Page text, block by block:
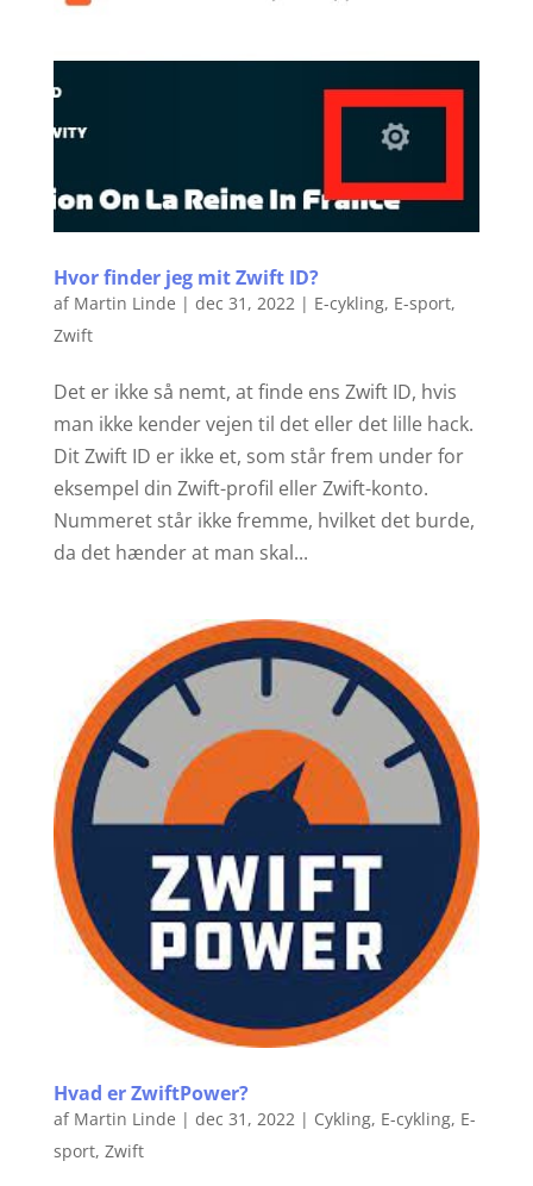
Hvor finder jeg mit Zwift ID?
af Martin Linde | dec 31, 2022| E-cykling, E-sport,
Zwift
Det er ikke så nemt, at finde ens Zwift ID, hvis
man ikke kender vejen til det eller det lille hack.
Dit Zwift ID er ikke et, som står frem under for
eksempel din Zwift-profil eller Zwift-konto.
Nummeret står ikke fremme, hvilket det burde,
da det hænder at man skal...
Hvad er ZwiftPower?
af Martin Linde | dec 31, 2022| Cykling, E-cykling, E-
sport, Zwift